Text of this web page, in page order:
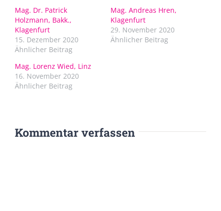
Mag. Dr. Patrick
Holzmann, Bakk.,
Klagenfurt
15. Dezember 2020
Ähnlicher Beitrag
Mag. Andreas Hren,
Klagenfurt
29. November 2020
Ähnlicher Beitrag
Mag. Lorenz Wied, Linz
16. November 2020
Ähnlicher Beitrag
Kommentar verfassen